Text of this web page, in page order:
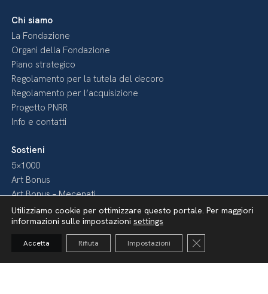
Chi siamo
La Fondazione
Organi della Fondazione
Piano strategico
Regolamento per la tutela del decoro
Regolamento per l’acquisizione
Progetto PNRR
Info e contatti
Sostieni
5×1000
Art Bonus
Art Bonus – Mecenati
Fai come loro
Diventa nostro Sponsor
Pubblicazioni
Utilizziamo cookie per ottimizzare questo portale. Per maggiori
informazioni sulle impostazioni settings
Accetta Rifiuta Impostazioni Close GDPR